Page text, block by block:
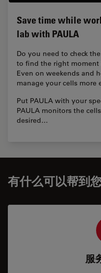
Save time while
lab with PAULA
Do you need to check
to find the right
Even on weekends and
manage your cells more
Put PAULA with your
PAULA monitors the
desired…
有什么可以帮到
服